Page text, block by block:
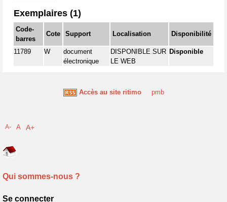
Exemplaires (1)
Code-
barres
Cote Support Localisation Disponibilité
11789 W
document
électronique
DISPONIBLE SUR
LE WEB
Disponible
Accès au site ritimo pmb
A- A A+
Qui sommes-nous ?
Se connecter